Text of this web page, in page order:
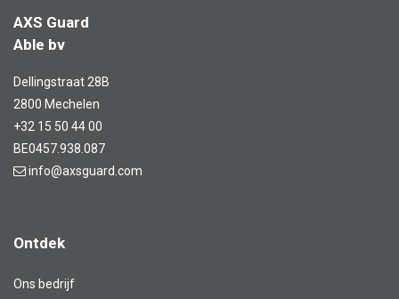
AXS Guard
Able bv
Dellingstraat 28B
2800 Mechelen
+32 15 50 44 00
BE0457.938.087
info@axsguard.com
Ontdek
Ons bedrijf